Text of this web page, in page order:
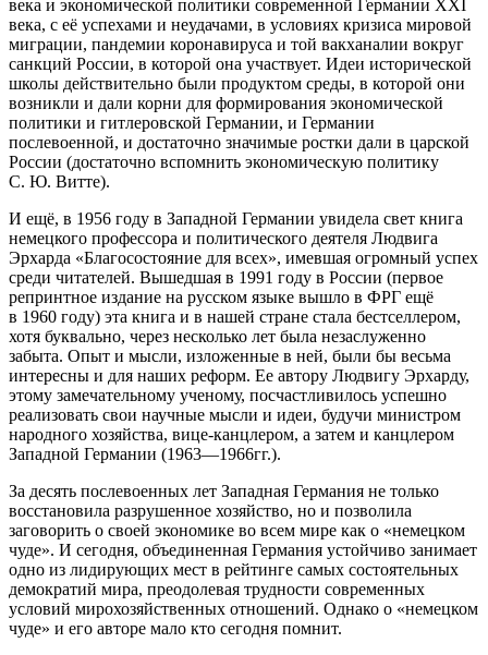
века и экономической политики современной Германии XXI
века, с её успехами и неудачами, в условиях кризиса мировой
миграции, пандемии коронавируса и той вакханалии вокруг
санкций России, в которой она участвует. Идеи исторической
школы действительно были продуктом среды, в которой они
возникли и дали корни для формирования экономической
политики и гитлеровской Германии, и Германии
послевоенной, и достаточно значимые ростки дали в царской
России (достаточно вспомнить экономическую политику
С. Ю. Витте).
И ещё, в 1956 году в Западной Германии увидела свет книга
немецкого профессора и политического деятеля Людвига
Эрхарда «Благосостояние для всех», имевшая огромный успех
среди читателей. Вышедшая в 1991 году в России (первое
репринтное издание на русском языке вышло в ФРГ ещё
в 1960 году) эта книга и в нашей стране стала бестселлером,
хотя буквально, через несколько лет была незаслуженно
забыта. Опыт и мысли, изложенные в ней, были бы весьма
интересны и для наших реформ. Ее автору Людвигу Эрхарду,
этому замечательному ученому, посчастливилось успешно
реализовать свои научные мысли и идеи, будучи министром
народного хозяйства, вице-канцлером, а затем и канцлером
Западной Германии (1963—1966гг.).
За десять послевоенных лет Западная Германия не только
восстановила разрушенное хозяйство, но и позволила
заговорить о своей экономике во всем мире как о «немецком
чуде». И сегодня, объединенная Германия устойчиво занимает
одно из лидирующих мест в рейтинге самых состоятельных
демократий мира, преодолевая трудности современных
условий мирохозяйственных отношений. Однако о «немецком
чуде» и его авторе мало кто сегодня помнит.